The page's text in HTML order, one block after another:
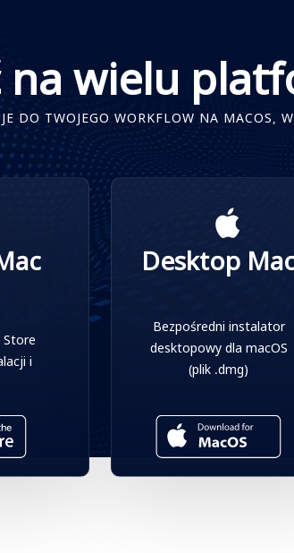
wielu
DO TWOJEGO WORKFLOW NA
i
Desktop
Bezpośredni instalator
desktopowy dla macOS
(plik .dmg)